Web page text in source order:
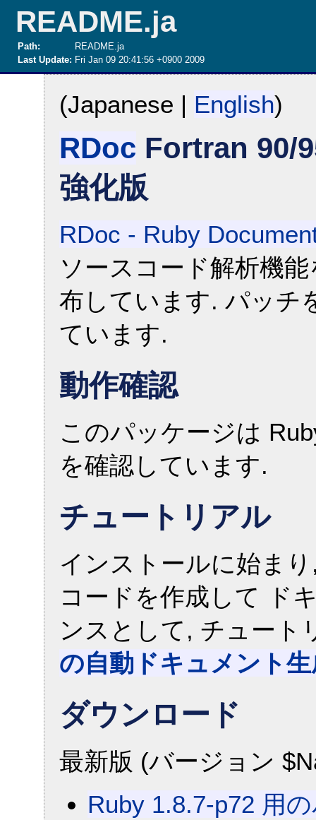
README.ja
Path:
README.ja
Last Update: Fri Jan 09 20:41:56 +0900 2009
(Japanese | English)
RDoc Fortran 90/
強化版
RDoc - Ruby
ソースコード解析機
布しています. パッチ
ています.
動作確認
このパッケージは
を確認しています.
チュートリアル
インストールに始ま
コードを作成して ド
ンスとして, チュート
の自動ドキュメント
ダウンロード
最新版 (バージョン
Ruby 1.8.7-p72 用